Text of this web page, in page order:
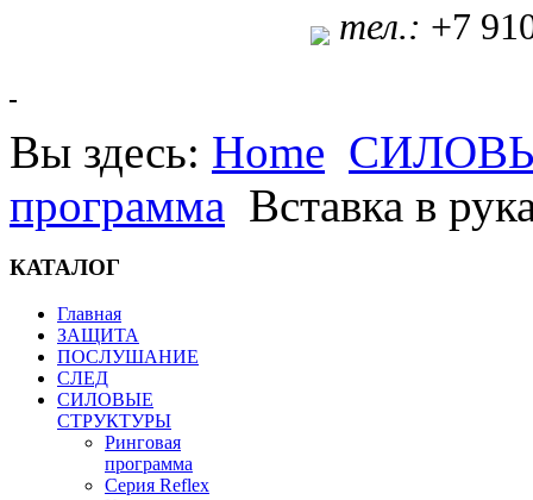
тел.: +7
Вы здесь: Home
программа Вставка в
КАТАЛОГ
Главная
ЗАЩИТА
ПОСЛУШАНИЕ
СЛЕД
СИЛОВЫЕ
СТРУКТУРЫ
Ринговая
программа
Серия Reflex